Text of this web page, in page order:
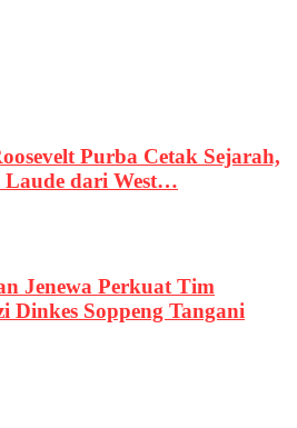
Purba Cetak Sejarah,
Laude dari West…
Jenewa Perkuat Tim
Dinkes Soppeng Tangani